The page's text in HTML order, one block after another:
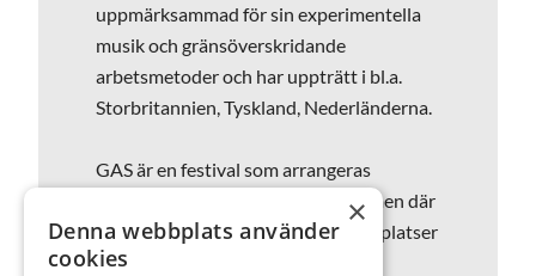
uppmärksammad för sin experimentella
musik och gränsöverskridande
arbetsmetoder och har uppträtt i bl.a.
Storbritannien, Tyskland, Nederländerna.
GAS är en festival som arrangeras
vartannat år med bas i Göteborg, men där
vissa konserter ges också på andra platser
i Västra Götaland.
×
Denna webbplats använder
cookies